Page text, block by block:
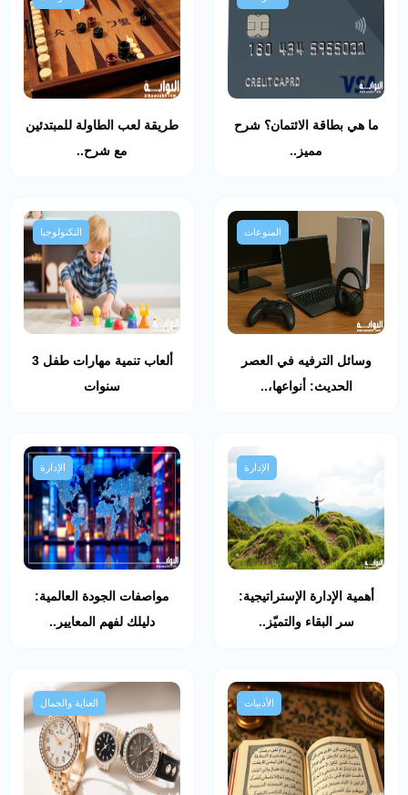
ما هي بطاقة الائتمان؟ شرح
مميز..
طريقة لعب الطاولة للمبتدئين
مع شرح..
المنوعات
وسائل الترفيه في العصر
الحديث: أنواعها،..
التكنولوجيا
ألعاب تنمية مهارات طفل 3
سنوات
الإدارة
أهمية الإدارة الإستراتيجية:
سر البقاء والتميّز..
الإدارة
مواصفات الجودة العالمية:
دليلك لفهم المعايير..
الأدبيات العناية والجمال